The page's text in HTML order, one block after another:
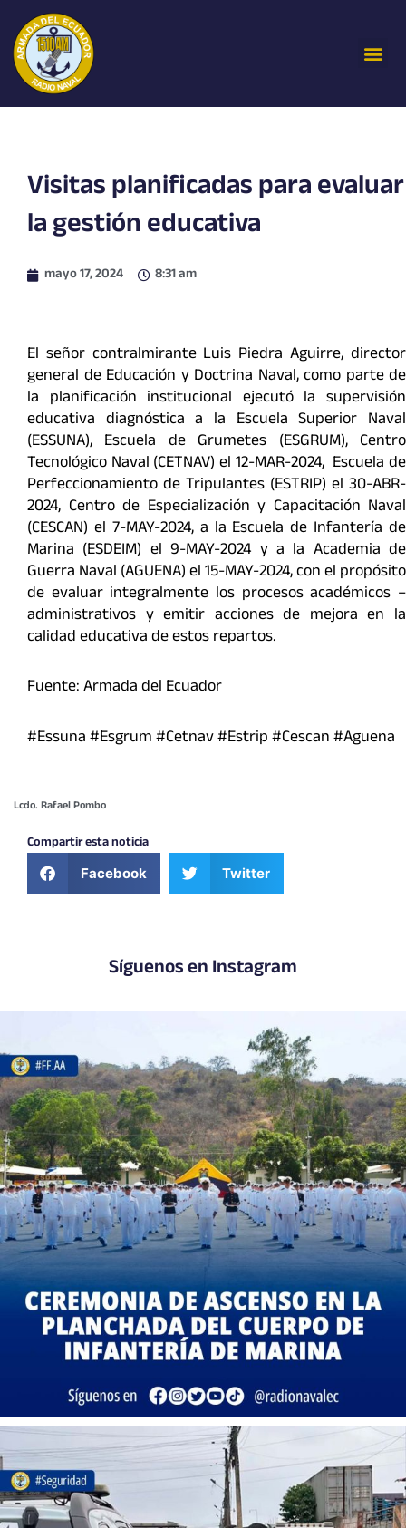
contenido
Visitas planificadas para evaluar
la gestión educativa
mayo 17, 2024 8:31 am
El señor contralmirante Luis Piedra Aguirre, director
general de Educación y Doctrina Naval, como parte de
la planificación institucional ejecutó la supervisión
educativa diagnóstica a la Escuela Superior Naval
(ESSUNA), Escuela de Grumetes (ESGRUM), Centro
Tecnológico Naval (CETNAV) el 12-MAR-2024, Escuela de
Perfeccionamiento de Tripulantes (ESTRIP) el 30-ABR-
2024, Centro de Especialización y Capacitación Naval
(CESCAN) el 7-MAY-2024, a la Escuela de Infantería de
Marina (ESDEIM) el 9-MAY-2024 y a la Academia de
Guerra Naval (AGUENA) el 15-MAY-2024, con el propósito
de evaluar integralmente los procesos académicos –
administrativos y emitir acciones de mejora en la
calidad educativa de estos repartos.
Fuente: Armada del Ecuador
#Essuna #Esgrum #Cetnav #Estrip #Cescan #Aguena
Lcdo. Rafael Pombo
Compartir esta noticia
Facebook Twitter
Síguenos en Instagram